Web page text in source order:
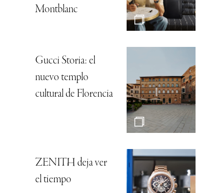
Montblanc
Gucci Storia: el
nuevo templo
cultural de Florencia
ZENITH deja ver
el tiempo